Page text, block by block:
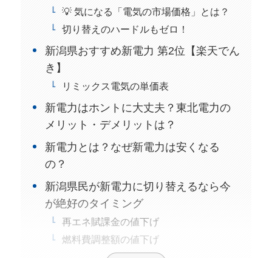
💡 気になる「電気の市場価格」とは？
切り替えのハードルもゼロ！
新潟県おすすめ新電力 第2位【楽天でん
き】
リミックス電気の単価表
新電力はホントに大丈夫？東北電力の
メリット・デメリットは？
新電力とは？なぜ新電力は安くなる
の？
新潟県民が新電力に切り替えるなら今
が絶好のタイミング
再エネ賦課金の値下げ
燃料費調整額の値下げ